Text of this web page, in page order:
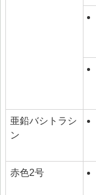
亜鉛バシトラシ
ン
赤色2号